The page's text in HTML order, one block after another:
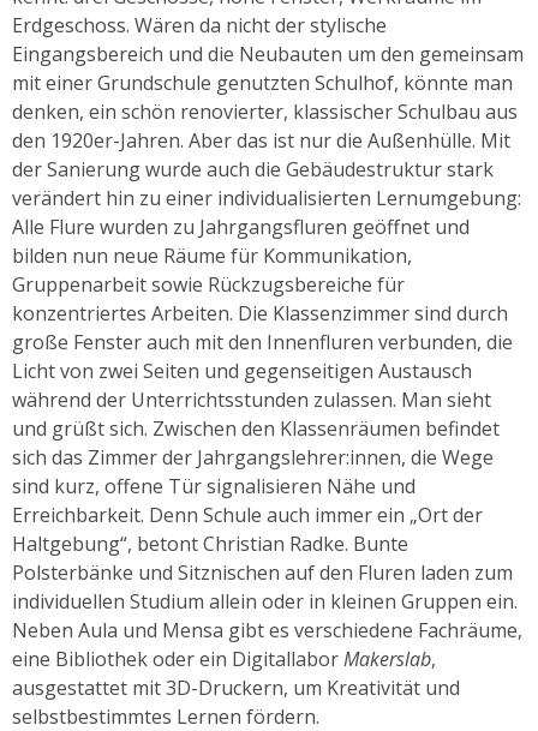
Erdgeschoss. Wären da nicht der stylische
Eingangsbereich und die Neubauten um den gemeinsam
mit einer Grundschule genutzten Schulhof, könnte man
denken, ein schön renovierter, klassischer Schulbau aus
den 1920er-Jahren. Aber das ist nur die Außenhülle. Mit
der Sanierung wurde auch die Gebäudestruktur stark
verändert hin zu einer individualisierten Lernumgebung:
Alle Flure wurden zu Jahrgangsfluren geöffnet und
bilden nun neue Räume für Kommunikation,
Gruppenarbeit sowie Rückzugsbereiche für
konzentriertes Arbeiten. Die Klassenzimmer sind durch
große Fenster auch mit den Innenfluren verbunden, die
Licht von zwei Seiten und gegenseitigen Austausch
während der Unterrichtsstunden zulassen. Man sieht
und grüßt sich. Zwischen den Klassenräumen befindet
sich das Zimmer der Jahrgangslehrer:innen, die Wege
sind kurz, offene Tür signalisieren Nähe und
Erreichbarkeit. Denn Schule auch immer ein „Ort der
Haltgebung“, betont Christian Radke. Bunte
Polsterbänke und Sitznischen auf den Fluren laden zum
individuellen Studium allein oder in kleinen Gruppen ein.
Neben Aula und Mensa gibt es verschiedene Fachräume,
eine Bibliothek oder ein DigitallaborMakerslab,
ausgestattet mit 3D-Druckern, um Kreativität und
selbstbestimmtes Lernen fördern.